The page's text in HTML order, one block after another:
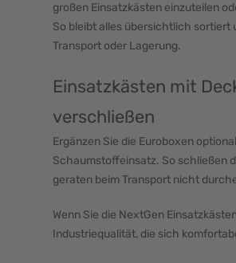
großen Einsatzkästen einzuteilen
So bleibt alles übersichtlich sortiert
Transport oder Lagerung.
Einsatzkästen mit
verschließen
Ergänzen Sie die Euroboxen
Schaumstoffeinsatz. So schließen
geraten beim Transport nicht
Wenn Sie die NextGen
Industriequalität, die sich